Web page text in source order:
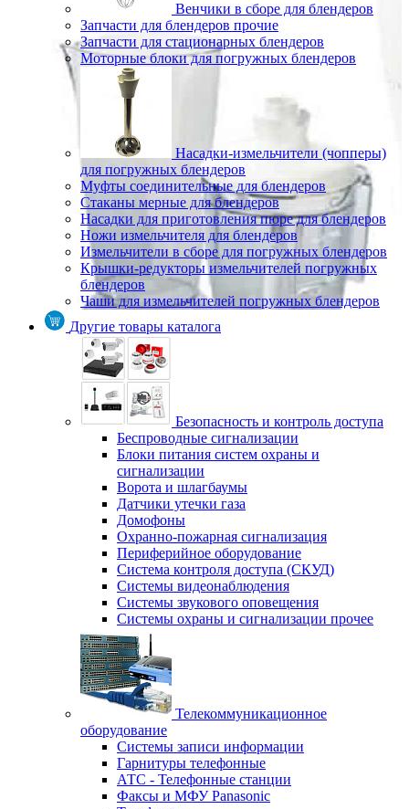
Венчики в сборе для блендеров
Запчасти для блендеров прочие
Запчасти для стационарных блендеров
Моторные блоки для погружных блендеров
Насадки-измельчители (чопперы)
для погружных блендеров
Муфты соединительные для блендеров
Стаканы мерные для блендеров
Насадки для приготовления пюре для блендеров
Ножи измельчителя для блендеров
Измельчители в сборе для погружных блендеров
Крышки-редукторы измельчителей погружных
блендеров
Чаши для измельчителей погружных блендеров
Другие товары каталога
Безопасность и контроль доступа
Беспроводные сигнализации
Блоки питания систем охраны и
сигнализации
Ворота и шлагбаумы
Датчики утечки газа
Домофоны
Охранно-пожарная сигнализация
Периферийное оборудование
Система контроля доступа (СКУД)
Системы видеонаблюдения
Системы звукового оповещения
Системы охраны и сигнализации прочее
Телекоммуникационное
оборудование
Системы записи информации
Гарнитуры телефонные
АТС - Телефонные станции
Факсы и МФУ Panasonic